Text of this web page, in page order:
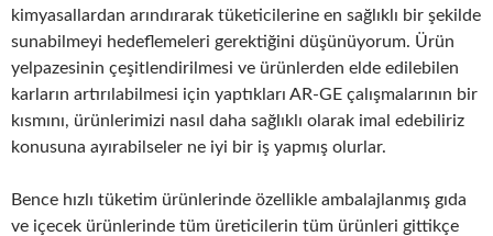
kimyasallardan arındırarak tüketicilerine en sağlıklı bir şekilde
sunabilmeyi hedeflemeleri gerektiğini düşünüyorum. Ürün
yelpazesinin çeşitlendirilmesi ve ürünlerden elde edilebilen
karların artırılabilmesi için yaptıkları AR-GE çalışmalarının bir
kısmını, ürünlerimizi nasıl daha sağlıklı olarak imal edebiliriz
konusuna ayırabilseler ne iyi bir iş yapmış olurlar.
Bence hızlı tüketim ürünlerinde özellikle ambalajlanmış gıda
ve içecek ürünlerinde tüm üreticilerin tüm ürünleri gittikçe